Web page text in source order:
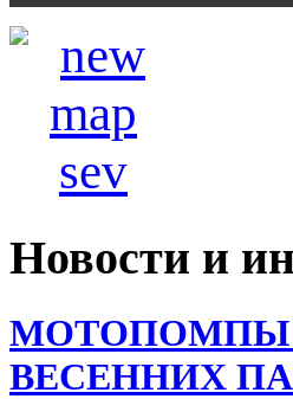
Новости и
МОТОПОМПЫ
ВЕСЕННИХ